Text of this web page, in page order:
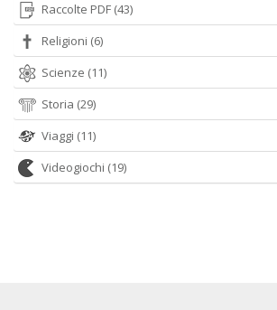
Raccolte PDF (43)
Religioni (6)
Scienze (11)
Storia (29)
Viaggi (11)
Videogiochi (19)